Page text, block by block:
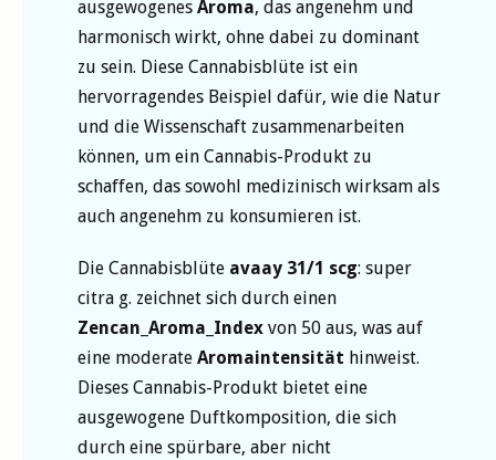
ausgewogenes Aroma, das angenehm und
harmonisch wirkt, ohne dabei zu dominant
zu sein. Diese Cannabisblüte ist ein
hervorragendes Beispiel dafür, wie die Natur
und die Wissenschaft zusammenarbeiten
können, um ein Cannabis-Produkt zu
schaffen, das sowohl medizinisch wirksam als
auch angenehm zu konsumieren ist.
Die Cannabisblüte avaay 31/1 scg: super
citra g. zeichnet sich durch einen
Zencan_Aroma_Index von 50 aus, was auf
eine moderate Aromaintensität hinweist.
Dieses Cannabis-Produkt bietet eine
ausgewogene Duftkomposition, die sich
durch eine spürbare, aber nicht